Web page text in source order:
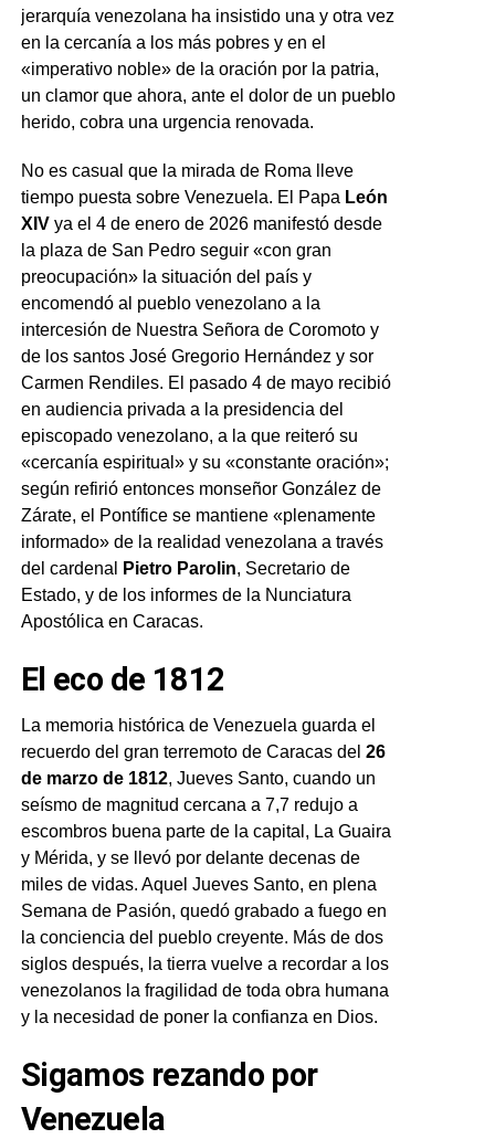
jerarquía venezolana ha insistido una y otra vez
en la cercanía a los más pobres y en el
«imperativo noble» de la oración por la patria,
un clamor que ahora, ante el dolor de un pueblo
herido, cobra una urgencia renovada.
No es casual que la mirada de Roma lleve
tiempo puesta sobre Venezuela. El Papa León
XIVya el 4 de enero de 2026 manifestó desde
la plaza de San Pedro seguir «con gran
preocupación» la situación del país y
encomendó al pueblo venezolano a la
intercesión de Nuestra Señora de Coromoto y
de los santos José Gregorio Hernández y sor
Carmen Rendiles. El pasado 4 de mayo recibió
en audiencia privada a la presidencia del
episcopado venezolano, a la que reiteró su
«cercanía espiritual» y su «constante oración»;
según refirió entonces monseñor González de
Zárate, el Pontífice se mantiene «plenamente
informado» de la realidad venezolana a través
del cardenal
Pietro Parolin, Secretario de
Estado, y de los informes de la Nunciatura
Apostólica en Caracas.
El eco de 1812
La memoria histórica de Venezuela guarda el
recuerdo del gran terremoto de Caracas del 26
de marzo de 1812, Jueves Santo, cuando un
seísmo de magnitud cercana a 7,7 redujo a
escombros buena parte de la capital, La Guaira
y Mérida, y se llevó por delante decenas de
miles de vidas. Aquel Jueves Santo, en plena
Semana de Pasión, quedó grabado a fuego en
la conciencia del pueblo creyente. Más de dos
siglos después, la tierra vuelve a recordar a los
venezolanos la fragilidad de toda obra humana
y la necesidad de poner la confianza en Dios.
Sigamos rezando por
Venezuela